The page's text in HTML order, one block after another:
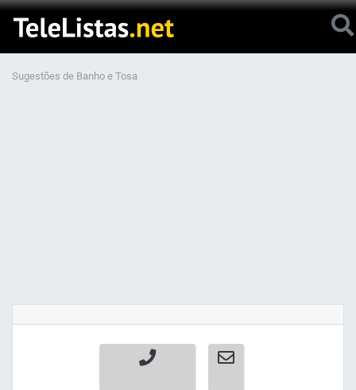
Sugestões de Banho e Tosa